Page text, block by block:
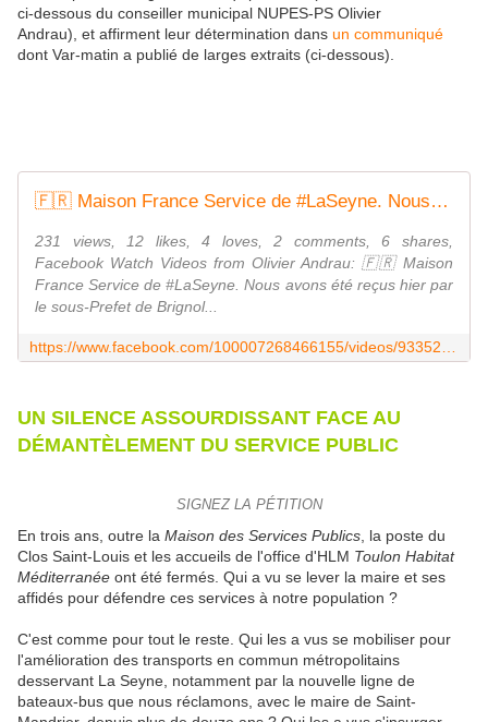
ci-dessous du conseiller municipal NUPES-PS Olivier
Andrau), et affirment leur détermination dans un communiqué
dont Var-matin a publié de larges extraits (ci-dessous).
🇫🇷 Maison France Service de #LaSeyne. Nous avons été reçus hier par le sous-Prefet de Brignoles en charge. Nous avons fait valoir nos arguments pour la... | By Olivier | Facebook
231 views, 12 likes, 4 loves, 2 comments, 6 shares,
Facebook Watch Videos from Olivier Andrau: 🇫🇷 Maison
France Service de #LaSeyne. Nous avons été reçus hier par
le sous-Prefet de Brignol...
UN SILENCE ASSOURDISSANT FACE AU
DÉMANTÈLEMENT DU SERVICE PUBLIC
SIGNEZ LA PÉTITION
En trois ans, outre la Maison des Services Publics , la poste du
Clos Saint-Louis et les accueils de l'office d'HLM Toulon Habitat
Méditerranée ont été fermés. Qui a vu se lever la maire et ses
affidés pour défendre ces services à notre population ?
C'est comme pour tout le reste. Qui les a vus se mobiliser pour
l'amélioration des transports en commun métropolitains
desservant La Seyne, notamment par la nouvelle ligne de
bateaux-bus que nous réclamons, avec le maire de Saint-